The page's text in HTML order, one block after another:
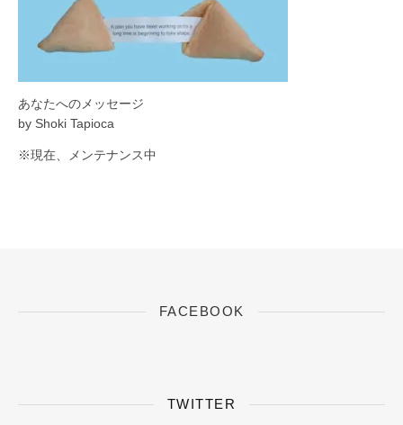
あなたへのメッセージ
by Shoki Tapioca
※現在、メンテナンス中
FACEBOOK
TWITTER